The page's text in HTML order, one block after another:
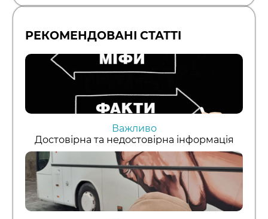
РЕКОМЕНДОВАНІ СТАТТІ
Важливо
Достовірна та недостовірна інформація